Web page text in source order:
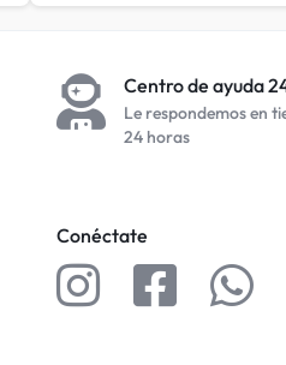
Centro de ayuda
Le respondemos en
24 horas
Conéctate